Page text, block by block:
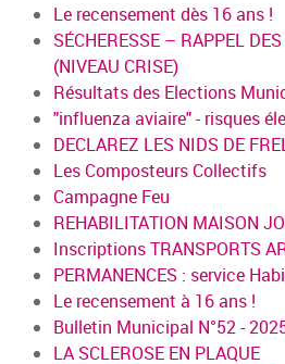
Le recensement dès 16 ans !
SÉCHERESSE – RAPPEL
(NIVEAU CRISE)
Résultats des Elections
"influenza aviaire" - risques
DECLAREZ LES NIDS DE
Les Composteurs Collectifs
Campagne Feu
REHABILITATION MAISON
Inscriptions TRANSPORTS
PERMANENCES : service
Le recensement à 16 ans !
Bulletin Municipal N°52 -
LA SCLEROSE EN PLAQUE